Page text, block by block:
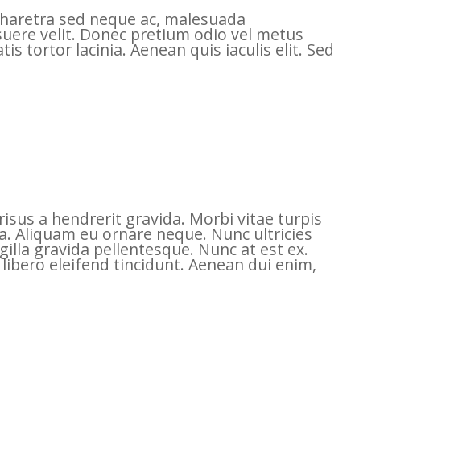
sed neque ac, malesuada
velit. Donec pretium odio vel metus
tortor lacinia. Aenean quis iaculis elit. Sed
a hendrerit gravida. Morbi vitae turpis
Aliquam eu ornare neque. Nunc ultricies
gravida pellentesque. Nunc at est ex.
eleifend tincidunt. Aenean dui enim,